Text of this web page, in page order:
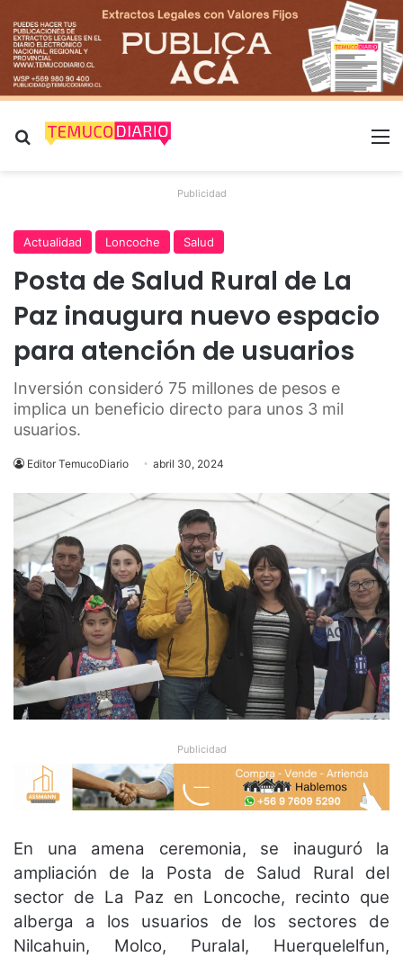
Buscar por
Publicidad
Actualidad Loncoche Salud
Posta de Salud Rural de La
Paz inaugura nuevo espacio
para atención de usuarios
Inversión consideró 75 millones de pesos e
implica un beneficio directo para unos 3 mil
usuarios.
Editor TemucoDiario abril 30, 2024
Publicidad
En una amena ceremonia, se inauguró la
ampliación de la Posta de Salud Rural del
sector de La Paz en Loncoche, recinto que
alberga a los usuarios de los sectores de
Nilcahuin, Molco, Puralal, Huerquelelfun,